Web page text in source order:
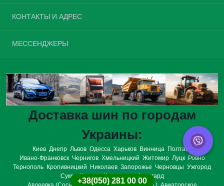
О нас
Политика конфиденциальности
Возврат товара
Карта сайта
Производители
Подарочные сертификаты
КОНТАКТЫ И АДРЕС
Пн-Вс: с 08:00 до 20:00
МЕССЕНДЖЕРЫ
Viber
WhatsApp
Доставка шин по городам
Украины:
Киев Днепр Львов Одесса Харьков Винница
Полтава
Ивано-Франковск Чернигов Хмельницкий Житомир Луцк Ровно
Тернополь Кропивницкий Николаев Запорожье Черновцы Ужгород
Сумы Херсон Кременчуг Авангард
+38(050) 281 00 00